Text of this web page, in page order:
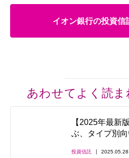
イオン銀行の投資信
あわせてよく読
【2025年最新
ぶ、タイプ別
投資信託 2025.05.28